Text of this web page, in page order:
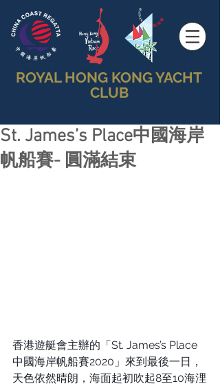
ROYAL HONG KONG YACHT
CLUB
St. James’s Place中國海岸
帆船賽- 圓滿結束
香港遊艇會主辦的「St. James’s Place
中國海岸帆船賽2020」來到最後一日，
天色依然晴朗，海面起初吹起8至10海浬